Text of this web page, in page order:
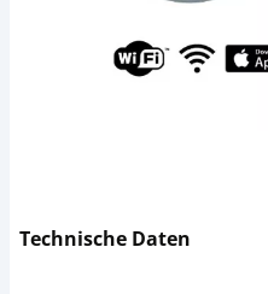
Technische Daten